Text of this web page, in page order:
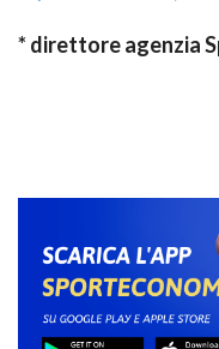
* direttore agenzia